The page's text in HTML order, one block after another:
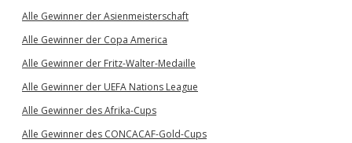
Alle Gewinner der Asienmeisterschaft
Alle Gewinner der Copa America
Alle Gewinner der Fritz-Walter-Medaille
Alle Gewinner der UEFA Nations League
Alle Gewinner des Afrika-Cups
Alle Gewinner des CONCACAF-Gold-Cups